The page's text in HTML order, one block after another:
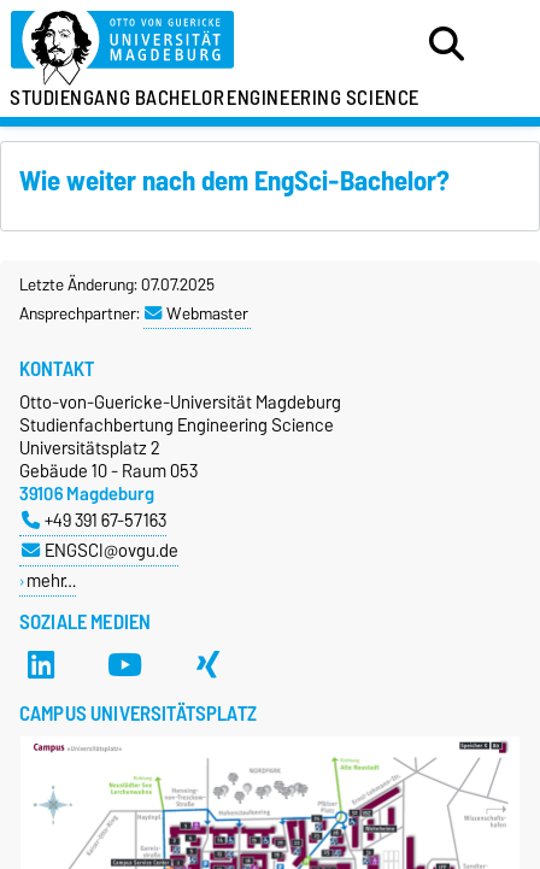
STUDIENGANGBACHELORENGINEERING SCIENCE
Wie weiter nach dem EngSci-Bachelor?
Letzte Änderung: 07.07.2025
Ansprechpartner:
Webmaster
SOZIALE MEDIEN
KONTAKT
Otto-von-Guericke-Universität Magdeburg
Studienfachbertung Engineering Science
Universitätsplatz 2
Gebäude 10 - Raum 053
39106 Magdeburg
+49 391 67-57163
ENGSCI@ovgu.de
mehr…
CAMPUS UNIVERSITÄTSPLATZ